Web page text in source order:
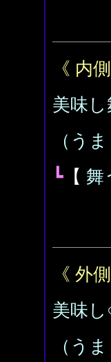
《 内
美味し
（う
┗ 【 舞
《 外
美味し
（う